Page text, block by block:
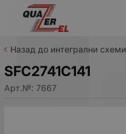
Назад до интегрални схеми
SFC2741C141
Арт.№: 7667